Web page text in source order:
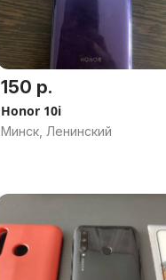
150 р.
Honor 10i
Минск, Ленинский